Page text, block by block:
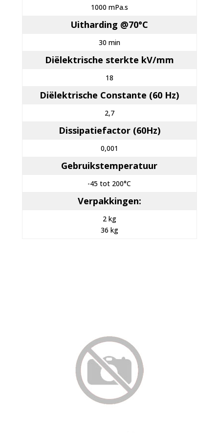
1000 mPa.s
Uitharding @70°C
30 min
Diëlektrische sterkte kV/mm
18
Diëlektrische Constante (60 Hz)
2,7
Dissipatiefactor (60Hz)
0,001
Gebruikstemperatuur
-45 tot 200°C
Verpakkingen:
2 kg
36 kg